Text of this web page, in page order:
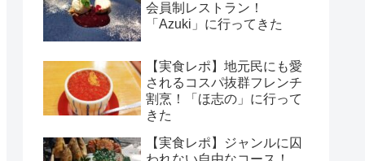
会員制レストラン！
「Azuki」に行ってきた
【実食レポ】地元民にも愛
されるコスパ抜群フレンチ
割烹！「ほ志の」に行って
きた
【実食レポ】ジャンルに囚